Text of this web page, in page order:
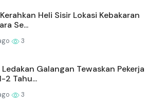
Heli Sisir Lokasi Kebakaran
Se...
3
Galangan Tewaskan Pekerja
2 Tahu...
3